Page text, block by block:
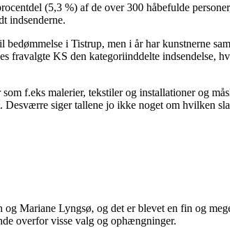
(5,3 %) af de over 300 håbefulde
indsenderne.
i Tistrup, men i år har kunstnerne
KS den kategoriinddelte indsendelse,
f.eks malerier, tekstiler og installationer og
siger tallene jo ikke noget om hvilken
Mariane Lyngsø, og det er blevet en fin og
overfor visse valg og ophængninger.